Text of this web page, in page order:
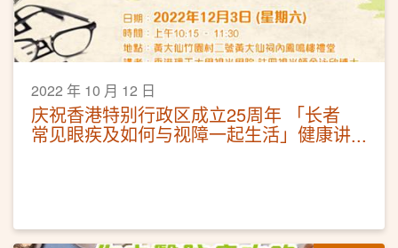
2022 年 10 月 12 日
庆祝香港特别行政区成立25周年 「长者
常见眼疾及如何与视障一起生活」健康讲